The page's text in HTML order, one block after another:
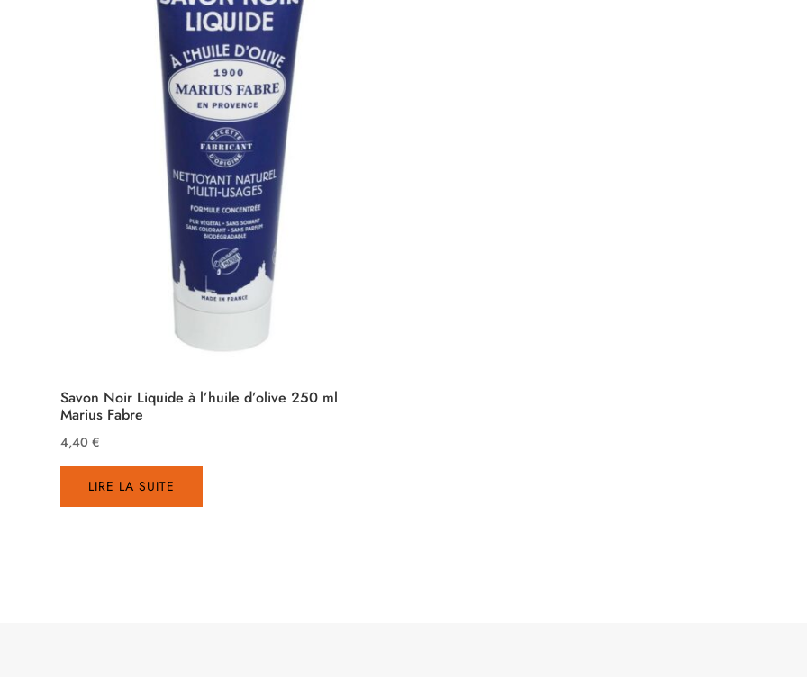
Savon Noir Liquide à l’huile d’olive 250 ml
Marius Fabre
4,40€
LIRE LA SUITE